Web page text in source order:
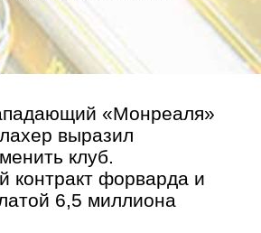
«Монреаля»
выразил
клуб.
контракт форварда и
6,5 миллиона